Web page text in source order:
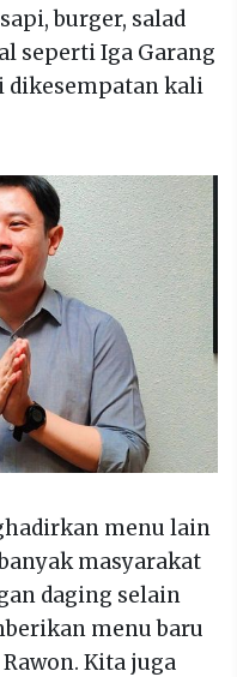
burger, salad
seperti Iga Garang
dikesempatan kali
menu lain
masyarakat
daging selain
menu baru
Kita juga